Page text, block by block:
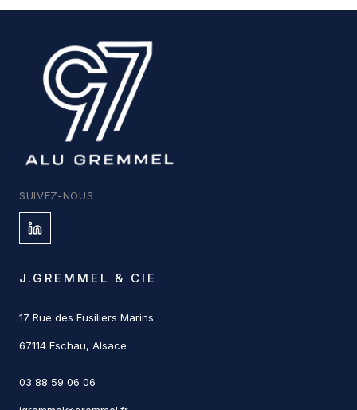
SUIVEZ-NOUS
J.GREMMEL & CIE
17 Rue des Fusiliers Marins
67114 Eschau, Alsace
03 88 59 06 06